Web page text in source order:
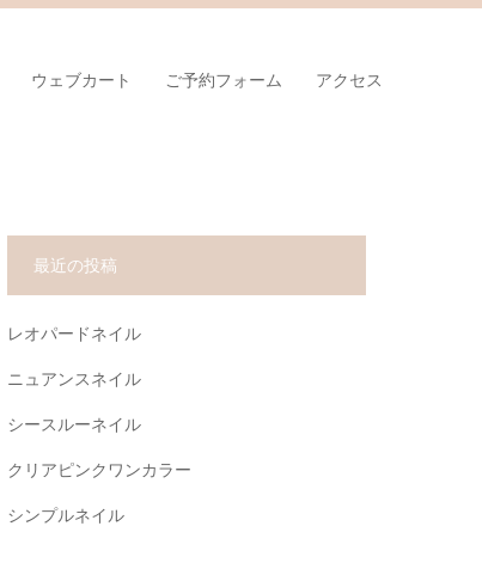
ウェブカート ご予約フォーム アクセス
最近の投稿
レオパードネイル
ニュアンスネイル
シースルーネイル
クリアピンクワンカラー
シンプルネイル